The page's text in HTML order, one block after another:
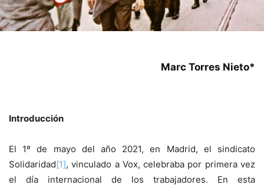
Marc Torres Nieto*
Introducción
El 1º de mayo del año 2021, en Madrid, el sindicato
Solidaridad[1], vinculado a Vox, celebraba por primera vez
el día internacional de los trabajadores. En esta